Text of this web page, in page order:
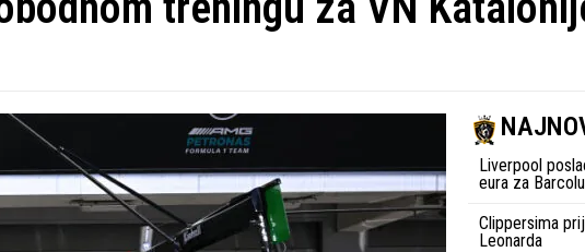
Liverpool
eura za Barcolu
Clippersima
Leonarda